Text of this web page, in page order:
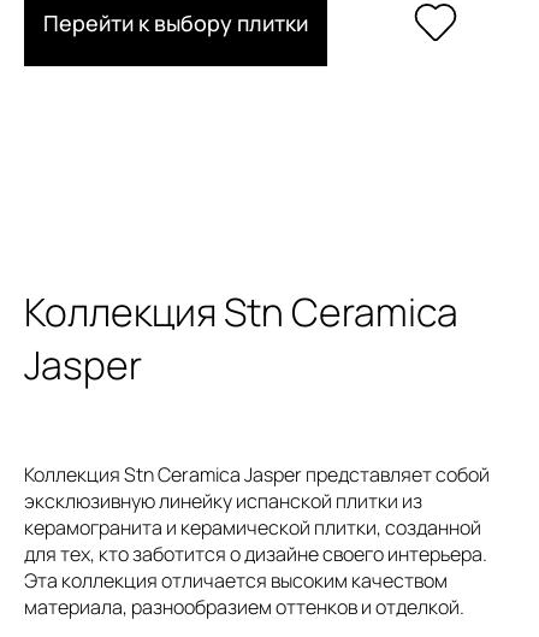
Перейти к выбору плитки
Коллекция Stn Ceramica
Jasper
Коллекция Stn Ceramica Jasper представляет собой
эксклюзивную линейку испанской плитки из
керамогранита и керамической плитки, созданной
для тех, кто заботится о дизайне своего интерьера.
Эта коллекция отличается высоким качеством
материала, разнообразием оттенков и отделкой.